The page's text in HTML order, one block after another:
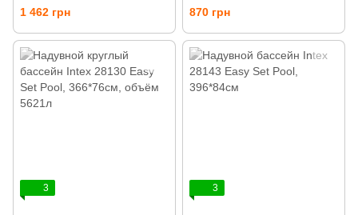
183*56 см
1 462 грн
малышей, 58414, 102*94*74
870 грн
3 3